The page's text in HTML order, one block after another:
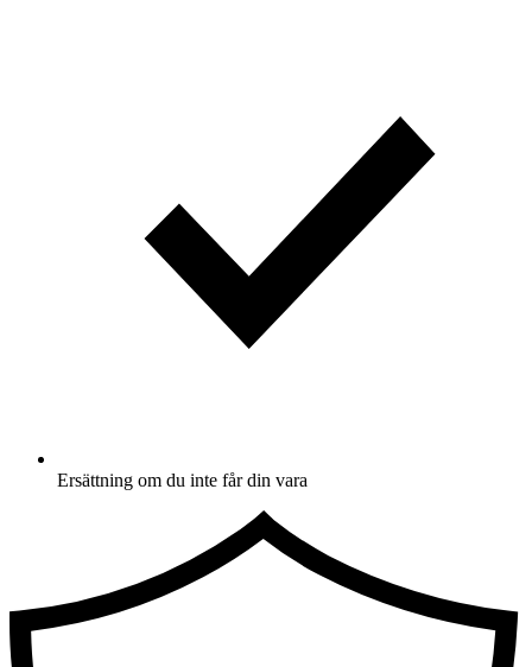
Ersättning om du inte får din vara